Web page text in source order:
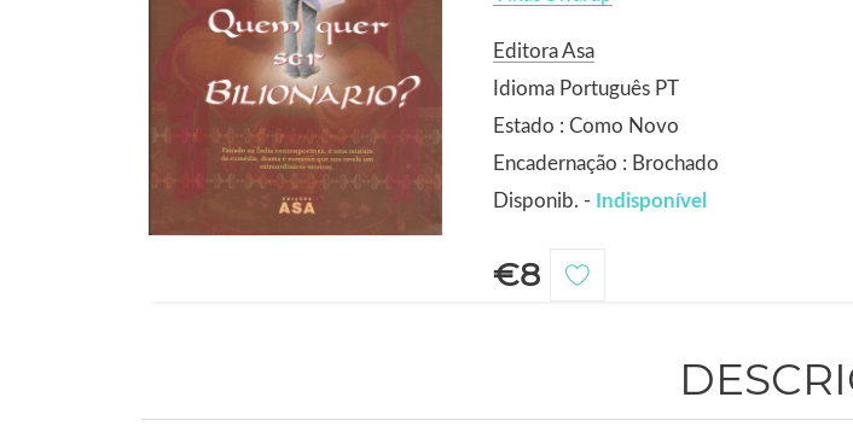
Editora Asa
Idioma Português PT
Estado : Como Novo
Encadernação : Brochado
Disponib. - Indisponível
€8